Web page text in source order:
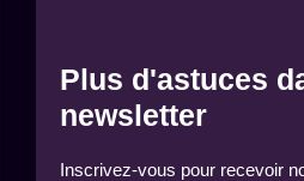
Plus d'astuces
newsletter
Inscrivez-vous pour recevoir